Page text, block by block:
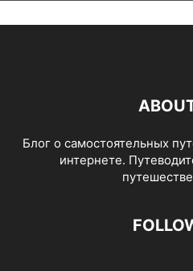
Блог о самостоятельных
интернете.